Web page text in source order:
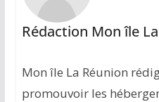
Rédaction Mon île
Mon île La Réunion
promouvoir les